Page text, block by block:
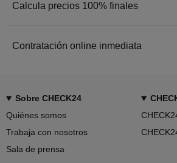
Calcula precios 100% finales
calcular y comparar precios 100% finales.
Contratación online inmediata
Sobre CHECK24
Quiénes somos
Trabaja con nosotros
Sala de prensa